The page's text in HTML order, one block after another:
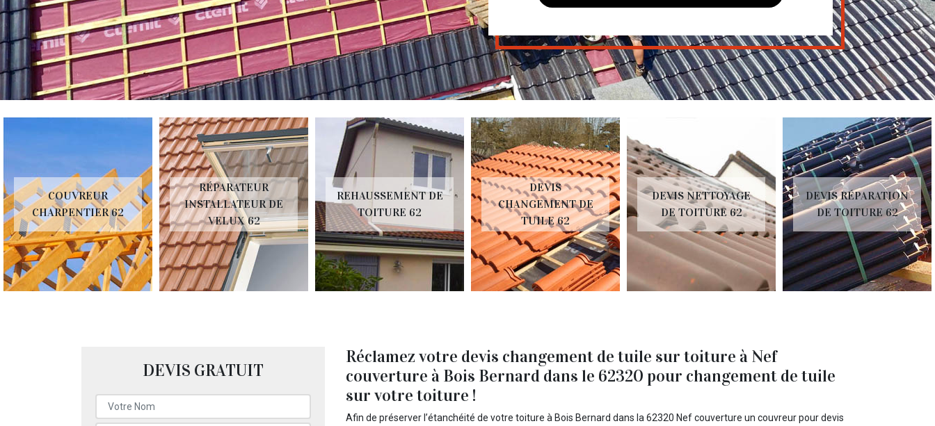
COUVREUR
CHARPENTIER 62
RÉPARATEUR
INSTALLATEUR DE
VELUX 62
REHAUSSEMENT DE
TOITURE 62
DEVIS
CHANGEMENT DE
TUILE 62
DEVIS NETTOYAGE
DE TOITURE 62
DEVIS RÉPARATION
DE TOITURE 62
DEVIS GRATUIT
Réclamez votre devis changement de tuile sur toiture à Nef
couverture à Bois Bernard dans le 62320 pour changement de tuile
sur votre toiture !
Afin de préserver l’étanchéité de votre toiture à Bois Bernard dans la 62320 Nef couverture un couvreur pour devis